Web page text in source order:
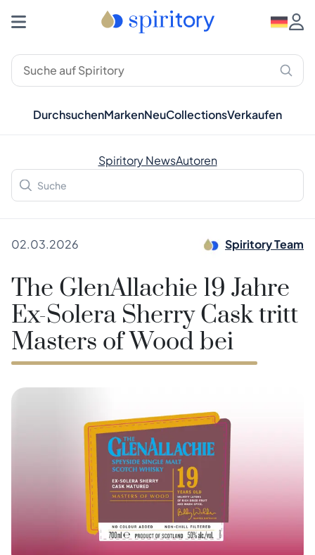
DurchsuchenMarkenNeuCollectionsVerkaufen
Spiritory NewsAutoren
02.03.2026 Spiritory Team
The GlenAllachie 19 Jahre
Ex-Solera Sherry Cask tritt
Masters of Wood bei